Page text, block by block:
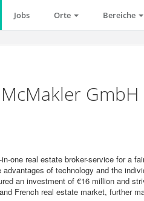
Jobs Orte Bereiche
McMakler GmbH
one real estate broker-service for a
advantages of technology and the
an investment of €16 million and
French real estate market, further